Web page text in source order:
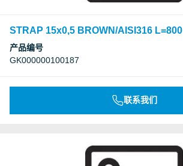
STRAP 15x0,5 BROWN/AISI316 L=800
产品编号
GK000000100187
联系我们